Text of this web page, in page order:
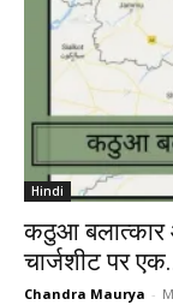
Hindi
कठुआ बलात्कार
चार्जशीट पर
Chandra Maurya -